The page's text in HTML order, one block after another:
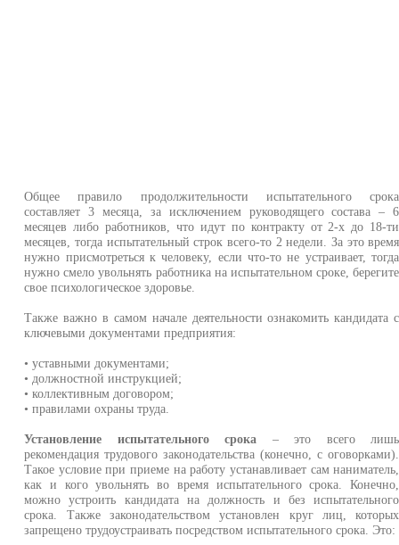
Общее правило продолжительности испытательного срока
составляет 3 месяца, за исключением руководящего состава – 6
месяцев либо работников, что идут по контракту от 2-х до 18-ти
месяцев, тогда испытательный строк всего-то 2 недели. За это время
нужно присмотреться к человеку, если что-то не устраивает, тогда
нужно смело увольнять работника на испытательном сроке, берегите
свое психологическое здоровье.
Также важно в самом начале деятельности ознакомить кандидата с
ключевыми документами предприятия:
• уставными документами;
• должностной инструкцией;
• коллективным договором;
• правилами охраны труда.
Установление испытательного срока – это всего лишь
рекомендация трудового законодательства (конечно, с оговорками).
Такое условие при приеме на работу устанавливает сам наниматель,
как и кого увольнять во время испытательного срока. Конечно,
можно устроить кандидата на должность и без испытательного
срока. Также законодательством установлен круг лиц, которых
запрещено трудоустраивать посредством испытательного срока. Это: